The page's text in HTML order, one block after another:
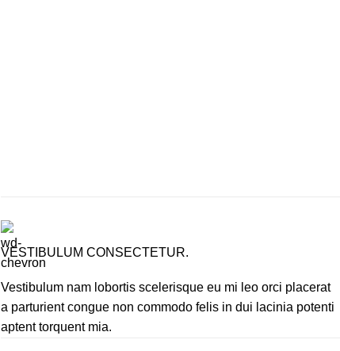
VESTIBULUM CONSECTETUR.
Vestibulum nam lobortis scelerisque eu mi leo orci placerat
a parturient congue non commodo felis in dui lacinia potenti
aptent torquent mia.